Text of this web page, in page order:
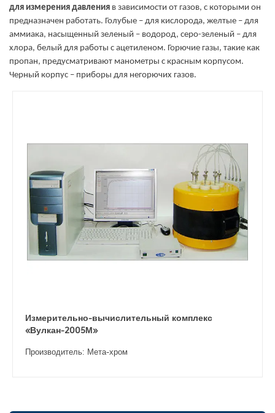
для измерения давления в зависимости от газов, с которыми он
предназначен работать. Голубые – для кислорода, желтые – для
аммиака, насыщенный зеленый – водород, серо-зеленый – для
хлора, белый для работы с ацетиленом. Горючие газы, такие как
пропан, предусматривают манометры с красным корпусом.
Черный корпус – приборы для негорючих газов.
Измерительно-вычислительный комплекс
«Вулкан-2005М»
Производитель: Мета-хром